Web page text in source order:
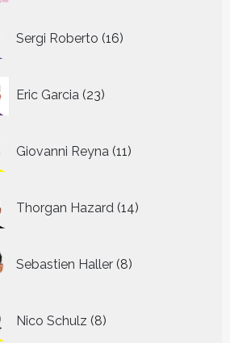
Sergi Roberto 16
producten
Eric Garcia 23
producten
Giovanni Reyna 11
producten
Thorgan Hazard 14
producten
Sebastien Haller 8
producten
Nico Schulz 8
producten